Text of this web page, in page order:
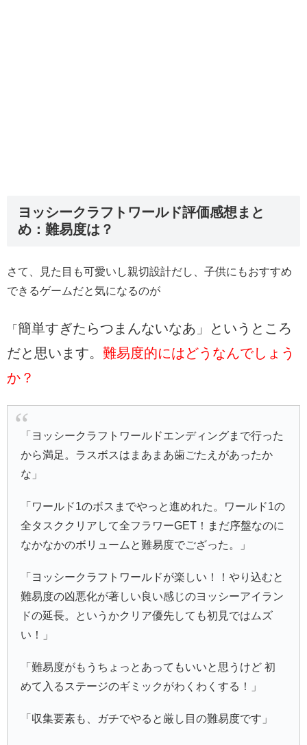
ヨッシークラフトワールド評価感想まと
め：難易度は？
さて、見た目も可愛いし親切設計だし、子供にもおすすめ
できるゲームだと気になるのが
「 簡単すぎたらつまんないなあ」というところ
だと思います。 難易度的にはどうなんでしょう
か？
「ヨッシークラフトワールドエンディングまで行った
から満足。ラスボスはまあまあ歯ごたえがあったか
な」
「ワールド1のボスまでやっと進めれた。ワールド1の
全タスククリアして全フラワーGET！まだ序盤なのに
なかなかのボリュームと難易度でござった。」
「ヨッシークラフトワールドが楽しい！！やり込むと
難易度の凶悪化が著しい良い感じのヨッシーアイラン
ドの延長。というかクリア優先しても初見ではムズ
い！」
「難易度がもうちょっとあってもいいと思うけど 初
めて入るステージのギミックがわくわくする！」
「収集要素も、ガチでやると厳し目の難易度です」